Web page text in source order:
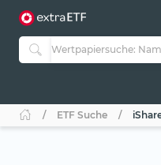
ETF Suche